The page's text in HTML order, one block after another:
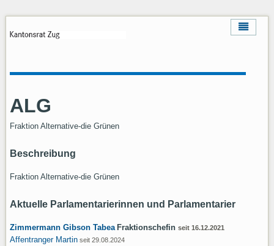
ALG
Fraktion Alternative-die Grünen
Beschreibung
Fraktion Alternative-die Grünen
Aktuelle Parlamentarierinnen und Parlamentarier
Zimmermann Gibson Tabea Fraktionschefinseit 16.12.2021
Affentranger Martin seit 29.08.2024